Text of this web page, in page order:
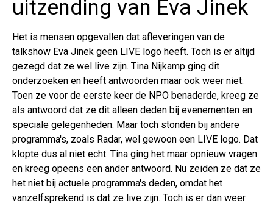
uitzending van Eva Jinek
Het is mensen opgevallen dat afleveringen van de
talkshow Eva Jinek geen LIVE logo heeft. Toch is er altijd
gezegd dat ze wel live zijn. Tina Nijkamp ging dit
onderzoeken en heeft antwoorden maar ook weer niet.
Toen ze voor de eerste keer de NPO benaderde, kreeg ze
als antwoord dat ze dit alleen deden bij evenementen en
speciale gelegenheden. Maar toch stonden bij andere
programma's, zoals Radar, wel gewoon een LIVE logo. Dat
klopte dus al niet echt. Tina ging het maar opnieuw vragen
en kreeg opeens een ander antwoord. Nu zeiden ze dat ze
het niet bij actuele programma's deden, omdat het
vanzelfsprekend is dat ze live zijn. Toch is er dan weer